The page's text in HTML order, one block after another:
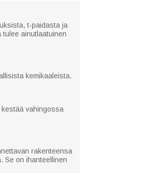
t-paidasta ja
ainutlaatuinen
kemikaaleista.
vahingossa
rakenteensa
Se on ihanteellinen